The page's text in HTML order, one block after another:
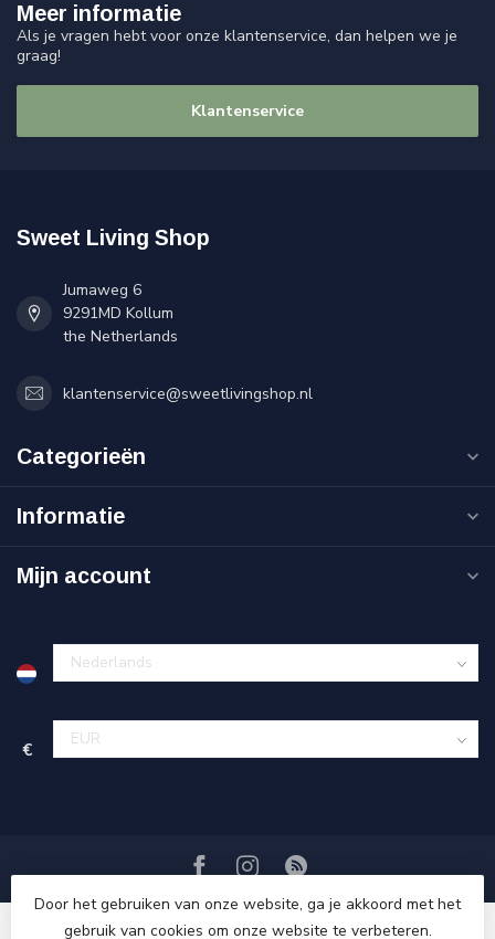
Meer informatie
Als je vragen hebt voor onze klantenservice, dan helpen we je
graag!
Klantenservice
Sweet Living Shop
Jumaweg 6
9291MD Kollum
the Netherlands
klantenservice@sweetlivingshop.nl
Categorieën
Informatie
Mijn account
€
Door het gebruiken van onze website, ga je akkoord met het
gebruik van cookies om onze website te verbeteren.